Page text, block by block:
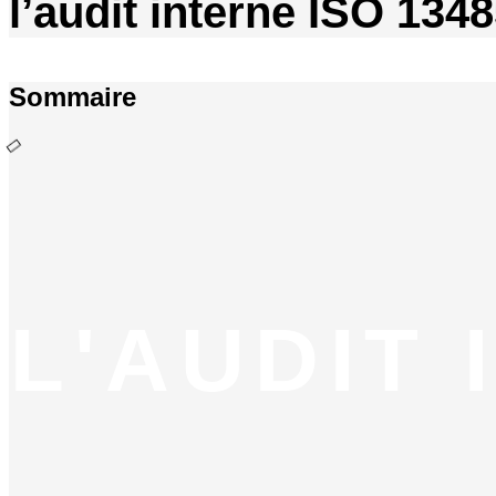
l’audit interne ISO
Sommaire